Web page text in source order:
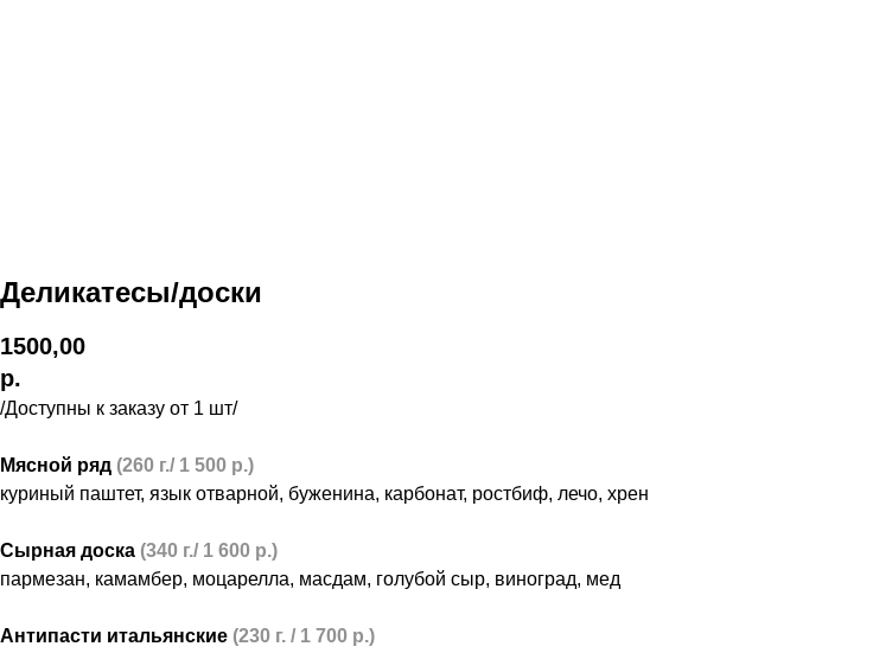
Деликатесы/доски
1500,00
р.
/Доступны к заказу от 1 шт/
Мясной ряд (260 г./ 1 500 р.)
куриный паштет, язык отварной, буженина, карбонат, ростбиф, лечо, хрен
Сырная доска (340 г./ 1 600 р.)
пармезан, камамбер, моцарелла, масдам, голубой сыр, виноград, мед
Антипасти итальянские (230 г. / 1 700 р.)